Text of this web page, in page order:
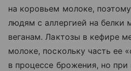
на коровьем молоке,
людям с аллергией на белки
веганам. Лактозы в кефире
молоке, поскольку часть ее
в процессе брожения, но